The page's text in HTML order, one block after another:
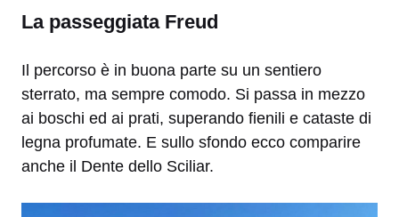
La passeggiata Freud
Il percorso è in buona parte su un sentiero
sterrato, ma sempre comodo. Si passa in mezzo
ai boschi ed ai prati, superando fienili e cataste di
legna profumate. E sullo sfondo ecco comparire
anche il Dente dello Sciliar.